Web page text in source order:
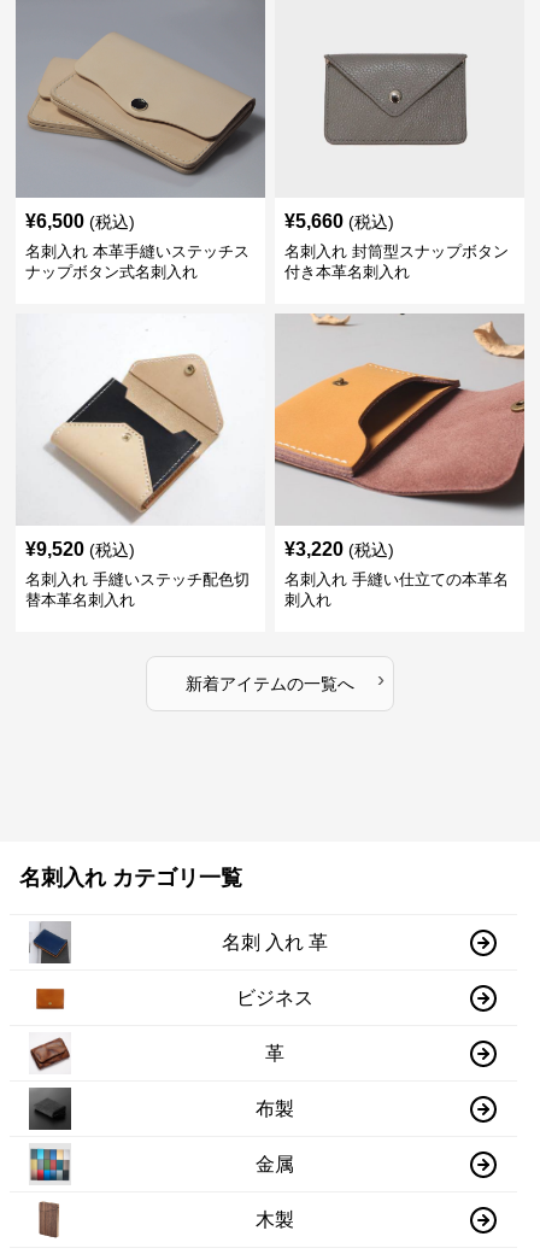
¥6,500 (税込)
名刺入れ 本革手縫いステッチス
ナップボタン式名刺入れ
¥5,660 (税込)
名刺入れ 封筒型スナップボタン
付き本革名刺入れ
¥9,520 (税込)
名刺入れ 手縫いステッチ配色切
替本革名刺入れ
¥3,220 (税込)
名刺入れ 手縫い仕立ての本革名
刺入れ
新着アイテムの一覧へ ›
名刺入れ カテゴリ一覧
名刺 入れ 革
ビジネス
革
布製
金属
木製